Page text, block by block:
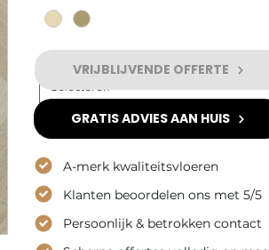
Type PVC *
VRIJBLIJVENDE OFFERTE
GRATIS ADVIES AAN HUIS
A-merk kwaliteitsvloeren
Klanten beoordelen ons met 5/5
Persoonlijk & betrokken contact